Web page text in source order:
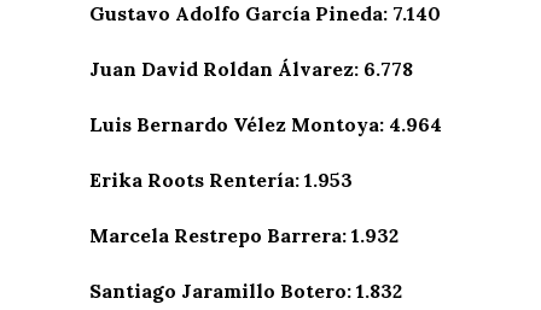
Gustavo Adolfo García Pineda: 7.140
Juan David Roldan Álvarez: 6.778
Luis Bernardo Vélez Montoya: 4.964
Erika Roots Rentería: 1.953
Marcela Restrepo Barrera: 1.932
Santiago Jaramillo Botero: 1.832